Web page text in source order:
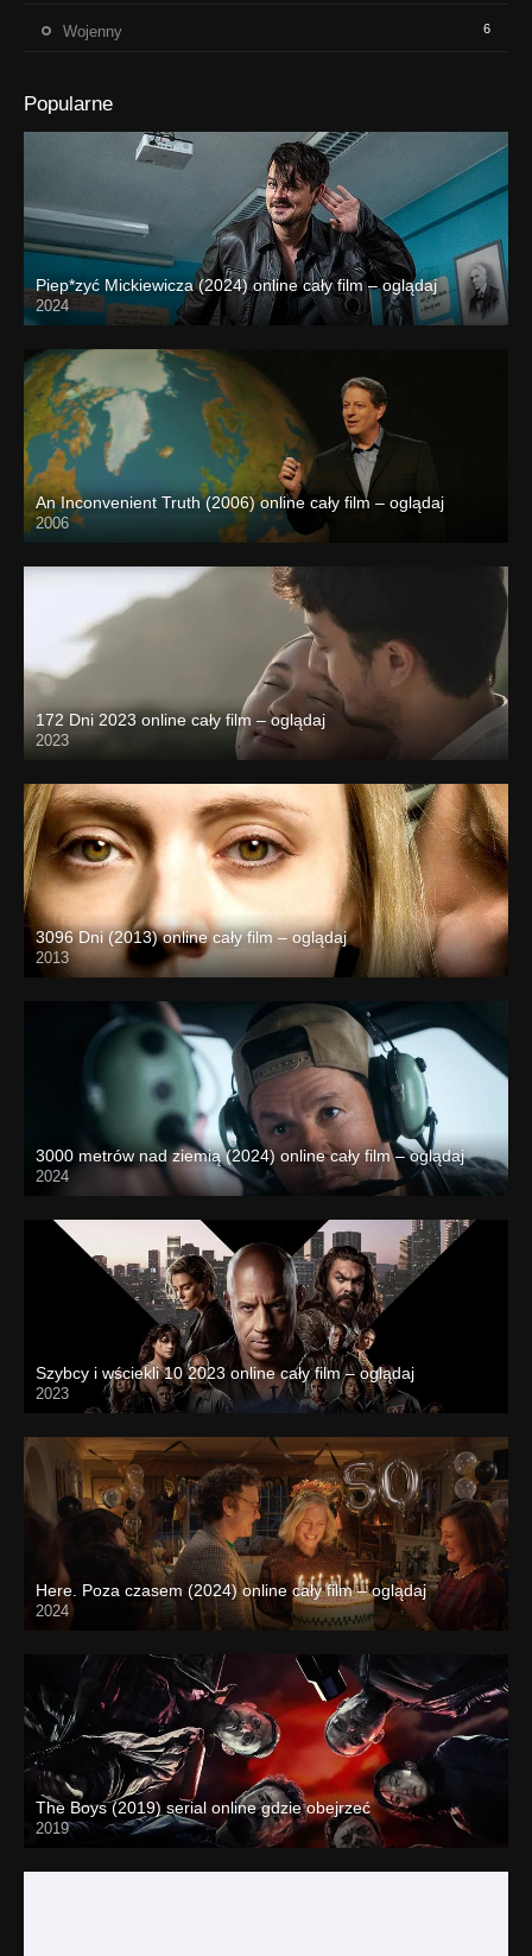
Wojenny 6
Popularne
Piep*zyć Mickiewicza (2024) online cały film – oglądaj
2024
An Inconvenient Truth (2006) online cały film – oglądaj
2006
172 Dni 2023 online cały film – oglądaj
2023
3096 Dni (2013) online cały film – oglądaj
2013
3000 metrów nad ziemią (2024) online cały film – oglądaj
2024
Szybcy i wściekli 10 2023 online cały film – oglądaj
2023
Here. Poza czasem (2024) online cały film – oglądaj
2024
The Boys (2019) serial online gdzie obejrzeć
2019